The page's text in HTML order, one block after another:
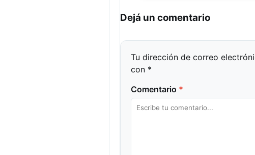
Dejá un comentario
Tu dirección de correo
con *
Comentario *